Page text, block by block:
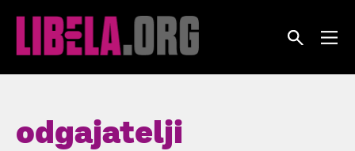
odgajatelji